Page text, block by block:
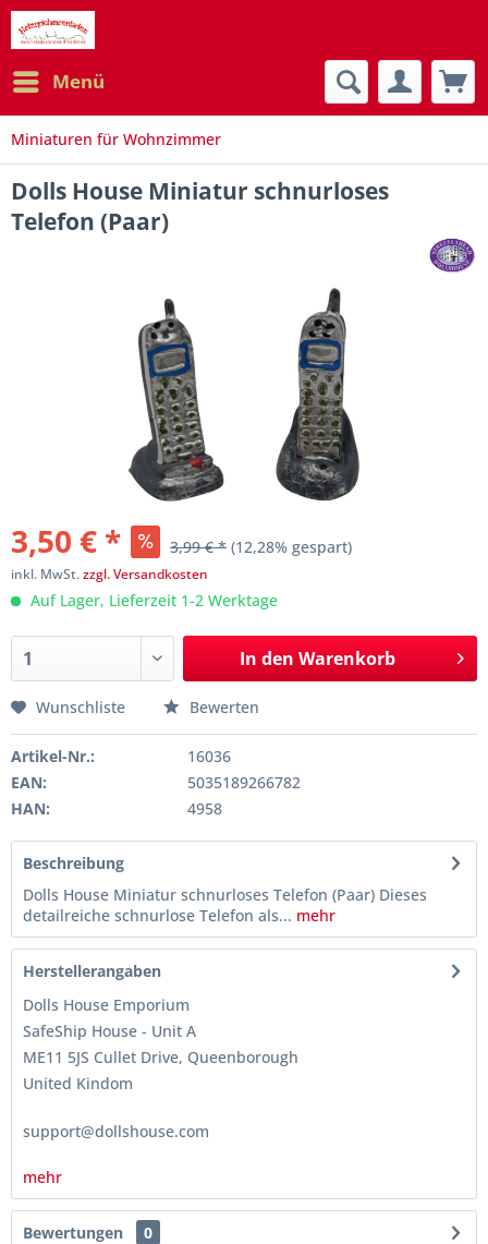
Menü
Miniaturen für Wohnzimmer
Dolls House Miniatur schnurloses
Telefon (Paar)
3,50 € * 3,99 € * (12,28% gespart)
inkl. MwSt.zzgl. Versandkosten
Auf Lager, Lieferzeit 1-2 Werktage
In den Warenkorb
Wunschliste Bewerten
Artikel-Nr.:
16036
EAN:
5035189266782
HAN:
4958
Beschreibung
Dolls House Miniatur schnurloses Telefon (Paar) Dieses
detailreiche schnurlose Telefon als... mehr
Herstellerangaben
Dolls House Emporium
SafeShip House - Unit A
ME11 5JS Cullet Drive, Queenborough
United Kindom
support@dollshouse.com
mehr
Bewertungen
0